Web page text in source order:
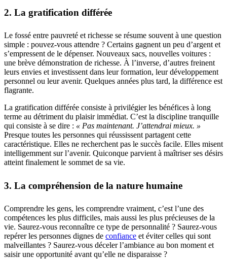
2. La gratification différée
Le fossé entre pauvreté et richesse se résume souvent à une question
simple : pouvez-vous attendre ? Certains gagnent un peu d’argent et
s’empressent de le dépenser. Nouveaux sacs, nouvelles voitures :
une brève démonstration de richesse. À l’inverse, d’autres freinent
leurs envies et investissent dans leur formation, leur développement
personnel ou leur avenir. Quelques années plus tard, la différence est
flagrante.
La gratification différée consiste à privilégier les bénéfices à long
terme au détriment du plaisir immédiat. C’est la discipline tranquille
qui consiste à se dire : « Pas maintenant. J’attendrai mieux. »
Presque toutes les personnes qui réussissent partagent cette
caractéristique. Elles ne recherchent pas le succès facile. Elles misent
intelligemment sur l’avenir. Quiconque parvient à maîtriser ses désirs
atteint finalement le sommet de sa vie.
3. La compréhension de la nature humaine
Comprendre les gens, les comprendre vraiment, c’est l’une des
compétences les plus difficiles, mais aussi les plus précieuses de la
vie. Saurez-vous reconnaître ce type de personnalité ? Saurez-vous
repérer les personnes dignes de confiance et éviter celles qui sont
malveillantes ? Saurez-vous déceler l’ambiance au bon moment et
saisir une opportunité avant qu’elle ne disparaisse ?